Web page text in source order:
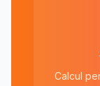
Calcul